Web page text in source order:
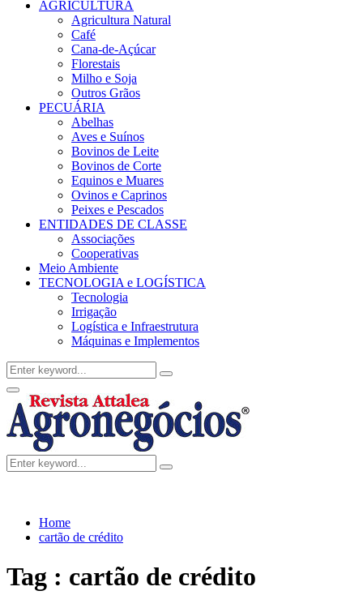
AGRICULTURA
Agricultura Natural
Café
Cana-de-Açúcar
Florestais
Milho e Soja
Outros Grãos
PECUÁRIA
Abelhas
Aves e Suínos
Bovinos de Leite
Bovinos de Corte
Equinos e Muares
Ovinos e Caprinos
Peixes e Pescados
ENTIDADES DE CLASSE
Associações
Cooperativas
Meio Ambiente
TECNOLOGIA e LOGÍSTICA
Tecnologia
Irrigação
Logística e Infraestrutura
Máquinas e Implementos
Search
for:
Search
Facebook
Twitter
Instagram
Linkedin
Youtube
Email
Primary
Menu
Search
for:
Search
Home
cartão de crédito
Tag : cartão de crédito